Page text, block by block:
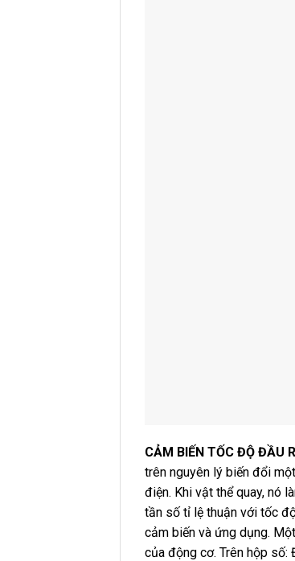
CẢM BIẾN TỐC ĐỘ ĐẦU
trên nguyên lý biến đổi
điện. Khi vật thể quay, nó
tần số tỉ lệ thuận với tốc
cảm biến và ứng dụng.
của động cơ. Trên hộp